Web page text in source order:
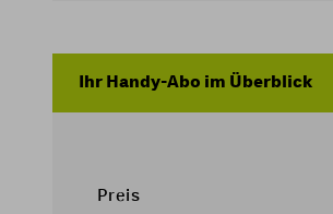
Ihr Handy-Abo im Überblick
Preis